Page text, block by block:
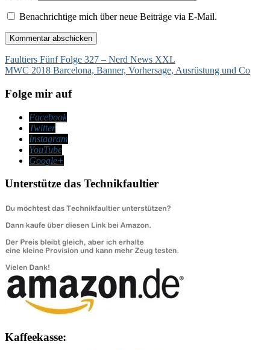
Benachrichtige mich über neue Beiträge via E-Mail.
Beitragsnavigation
Faultiers Fünf Folge 327 – Nerd News XXL
MWC 2018 Barcelona, Banner, Vorhersage, Ausrüstung und Co
Folge mir auf
Facebook
Twitter
Instagram
YouTube
Google+
Unterstütze das Technikfaultier
Kaffeekasse: